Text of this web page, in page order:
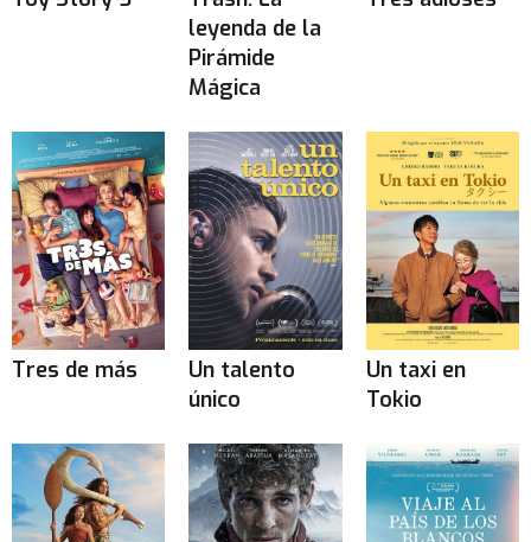
leyenda de la
Pirámide
Mágica
Tres de más
Un talento
único
Un taxi en
Tokio